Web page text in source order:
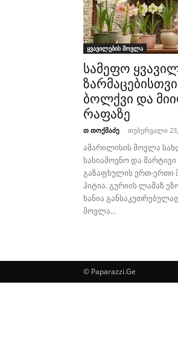
ყვავილების მოვლა
სამეფო
ბოლქვი და
რაფაზე
თ თოქმაძე - თებერვალი
ამარილისის მოვლა
სასიამოვნო და მარტივი
გაზაფხულის ერთ-ერთი
ჰიტია. გურიის ლამაზ
ხანია
მოვლა...
© Paparazzi.Ge